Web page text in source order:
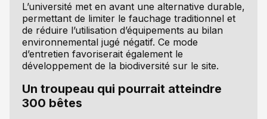
L’université met en avant une alternative durable,
permettant de limiter le fauchage traditionnel et
de réduire l’utilisation d’équipements au bilan
environnemental jugé négatif. Ce mode
d’entretien favoriserait également le
développement de la biodiversité sur le site.
Un troupeau qui pourrait atteindre
300 bêtes